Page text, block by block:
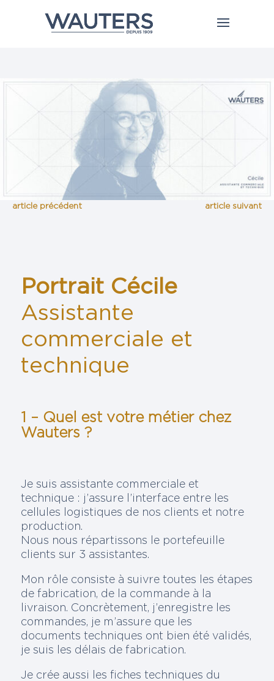
article précédent article suivant
Portrait Cécile
Assistante
commerciale et
technique
1 – Quel est votre métier chez
Wauters ?
Je suis assistante commerciale et
technique : j’assure l’interface entre les
cellules logistiques de nos clients et notre
production.
Nous nous répartissons le portefeuille
clients sur 3 assistantes.
Mon rôle consiste à suivre toutes les étapes
de fabrication, de la commande à la
livraison. Concrètement, j’enregistre les
commandes, je m’assure que les
documents techniques ont bien été validés,
je suis les délais de fabrication.
Je crée aussi les fiches techniques du